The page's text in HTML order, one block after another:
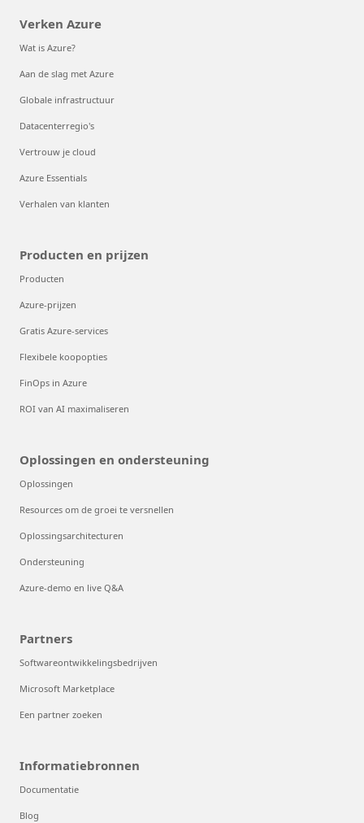
Verken Azure
Wat is Azure?
Aan de slag met Azure
Globale infrastructuur
Datacenterregio's
Vertrouw je cloud
Azure Essentials
Verhalen van klanten
Producten en prijzen
Producten
Azure-prijzen
Gratis Azure-services
Flexibele koopopties
FinOps in Azure
ROI van AI maximaliseren
Oplossingen en ondersteuning
Oplossingen
Resources om de groei te versnellen
Oplossingsarchitecturen
Ondersteuning
Azure-demo en live Q&A
Partners
Softwareontwikkelingsbedrijven
Microsoft Marketplace
Een partner zoeken
Informatiebronnen
Documentatie
Blog